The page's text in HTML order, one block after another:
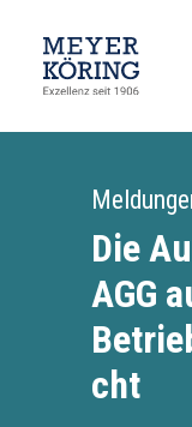
Die
AGG
cht